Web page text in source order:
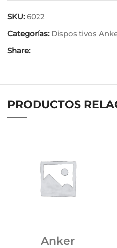
SKU:6022
Categorías: Dispositivos
Share:
PRODUCTOS
Anker